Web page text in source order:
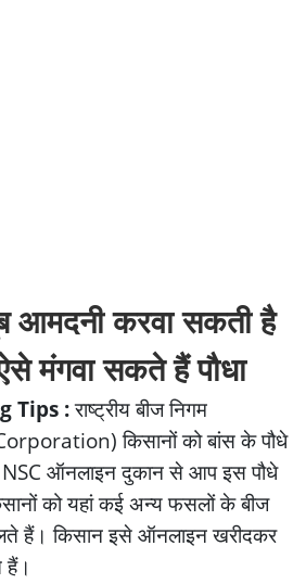
आमदनी करवा सकती है
मंगवा सकते हैं पौधा
Tips :राष्ट्रीय बीज निगम
किसानों को बांस के पौधे
ऑनलाइन दुकान से आप इस पौधे
को यहां कई अन्य फसलों के बीज
हैं। किसान इसे ऑनलाइन खरीदकर
हैं।